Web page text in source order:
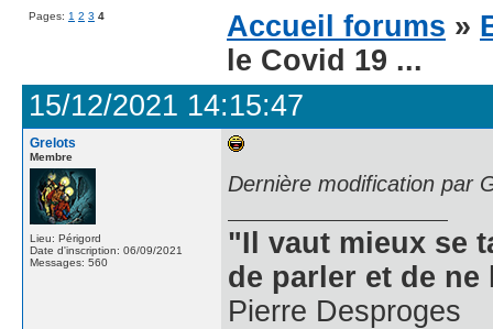
Pages: 1 2 3 4 Accueil forums »
le Covid 19 ...
15/12/2021 14:15:47
Grelots
Membre
Lieu: Périgord
Date d'inscription: 06/09/2021
Messages: 560
Dernière modification par
"Il vaut mieux se
de parler et de
Pierre Desproges